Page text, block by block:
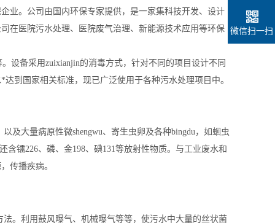
业。公司由国内环保专家提供，是一家集科技开发、设计
在医院污水处理、医院废气治理、新能源技术应用等环保
备采用zuixianjin的消毒方式，针对不同的项目设计不同
到国家相关标准，现已广泛使用于各种污水处理项目中。
大量病原性微shengwu、寄生虫卵及各种bingdu，如蛔虫
镭226、磷、金198、碘131等放射性物质。与工业废水和
传播疾病。
。利用鼓风曝气、机械曝气等等，使污水中大量的丝状菌
微信扫一扫